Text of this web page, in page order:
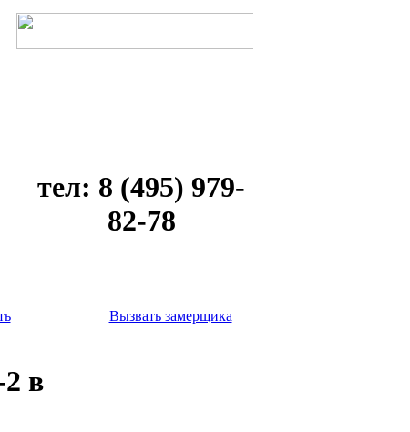
тел: 8 (495) 979-
82-78
Вызвать замерщика
в